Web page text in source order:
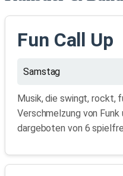
Fun Call Up
Samstag
Musik, die swingt, rockt,
Verschmelzung von
dargeboten von 6